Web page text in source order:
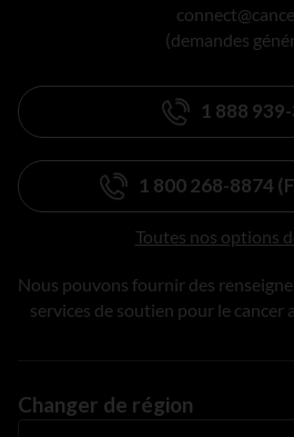
(demandes
1 888
1 800 268-8874
Toutes nos options
Nous pouvons fournir des
services de soutien pour le cancer
Changer de région